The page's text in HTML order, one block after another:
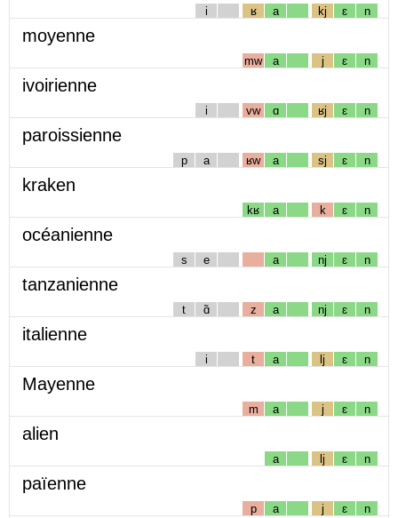
i ʁ a kj ɛ n
moyenne
mw a j ɛ n
ivoirienne
i vw ɑ ʁj ɛ n
paroissienne
p a ʁw a sj ɛ n
kraken
kʁ a k ɛ n
océanienne
s e a nj ɛ n
tanzanienne
t ɑ̃ z a nj ɛ n
italienne
i t a lj ɛ n
Mayenne
m a j ɛ n
alien
a lj ɛ n
païenne
p a j ɛ n